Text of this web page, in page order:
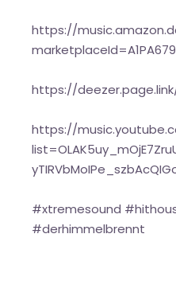
https://
https://
https://
#xtremesound
#derhimmelbrennt